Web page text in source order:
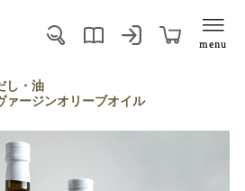
menu
し・油
ァージンオリーブオイル